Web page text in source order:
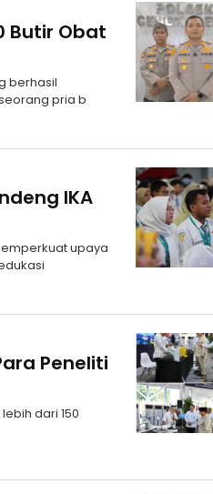
Butir Obat
berhasil
pria b
IKA
upaya
Peneliti
dari 150